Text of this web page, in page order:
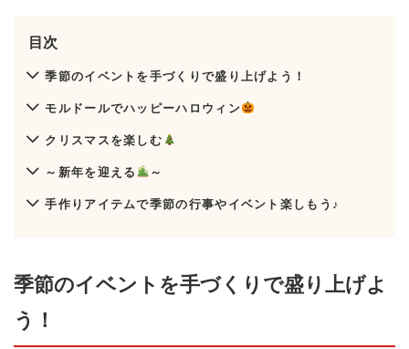
目次
季節のイベントを手づくりで盛り上げよう！
モルドールでハッピーハロウィン
クリスマスを楽しむ
～新年を迎える ～
手作りアイテムで季節の行事やイベント楽しもう♪
季節のイベントを手づくりで盛り上げよ
う！